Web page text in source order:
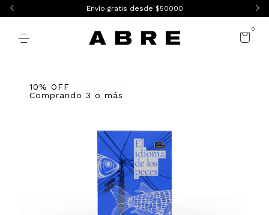
Envío gratis desde $50000
0
10% OFF
Comprando 3 o más